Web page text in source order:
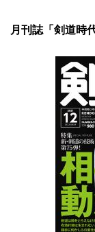
月刊誌「剣道時